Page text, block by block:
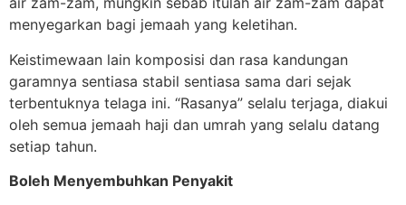
menyegarkan bagi jemaah yang keletihan.
Keistimewaan lain komposisi dan rasa kandungan
garamnya sentiasa stabil sentiasa sama dari sejak
terbentuknya telaga ini. “Rasanya” selalu terjaga, diakui
oleh semua jemaah haji dan umrah yang selalu datang
setiap tahun.
Boleh Menyembuhkan Penyakit